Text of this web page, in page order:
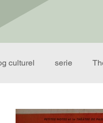
culturel serie